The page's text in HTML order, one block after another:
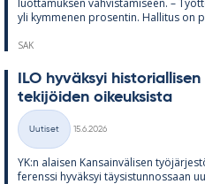
luot­ta­muk­sen vah­vis­ta­mi­seen. –
yli kym­me­nen pro­sen­tin. Hal­li­tus on
SAK
ILO hy­väk­syi
te­ki­jöi­den oi­keuk­sista
Kategoriat
Uutiset
15.6.2026
YK:n alai­sen Kan­sain­vä­li­sen
fe­renssi hy­väk­syi täy­sis­tun­nos­saan